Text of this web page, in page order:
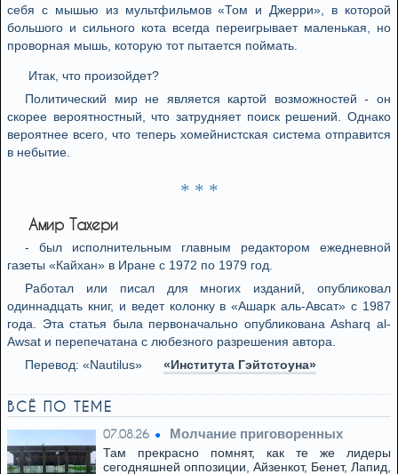
себя с мышью из мультфильмов «Том и Джерри», в которой
большого и сильного кота всегда переигрывает маленькая, но
проворная мышь, которую тот пытается поймать.
Итак, что произойдет?
Политический мир не является картой возможностей - он
скорее вероятностный, что затрудняет поиск решений. Однако
вероятнее всего, что теперь хомейнистская система отправится
в небытие.
* * *
Амир Тахери
- был исполнительным главным редактором ежедневной
газеты «Кайхан» в Иране с 1972 по 1979 год.
Работал или писал для многих изданий, опубликовал
одиннадцать книг, и ведет колонку в «Ашарк аль-Авсат» с 1987
года. Эта статья была первоначально опубликована Asharq al-
Awsat и перепечатана с любезного разрешения автора.
Перевод: «Nautilus»
«Института Гэйтстоуна»
ВСЁ ПО ТЕМЕ
07.08.26 Молчание приговоренных
Там прекрасно помнят, как те же лидеры
сегодняшней оппозиции, Айзенкот, Бенет, Лапид,